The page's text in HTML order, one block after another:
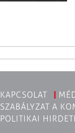
KAPCSOLAT
SZABÁLYZAT A
POLITIKAI